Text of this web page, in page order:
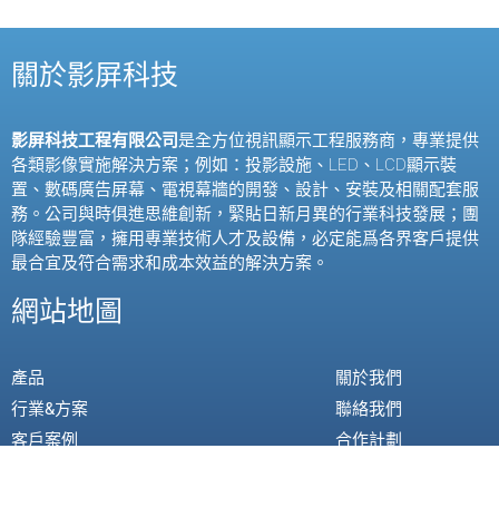
關於影屏科技
影屏科技工程有限公司是全方位視訊顯示工程服務商，專業提供
各類影像實施解決方案；例如：投影設施、 LED 、 LCD顯示裝
置、數碼廣告屏幕、電視幕牆的開發、設計、安裝及相關配套服
務。公司與時俱進思維創新，緊貼日新月異的行業科技發展；團
隊經驗豐富，擁用專業技術人才及設備，必定能爲各界客戶提供
最合宜及符合需求和成本效益的解決方案。
網站地圖
產品
行業&方案
客戶案例
關於我們
聯絡我們
合作計劃